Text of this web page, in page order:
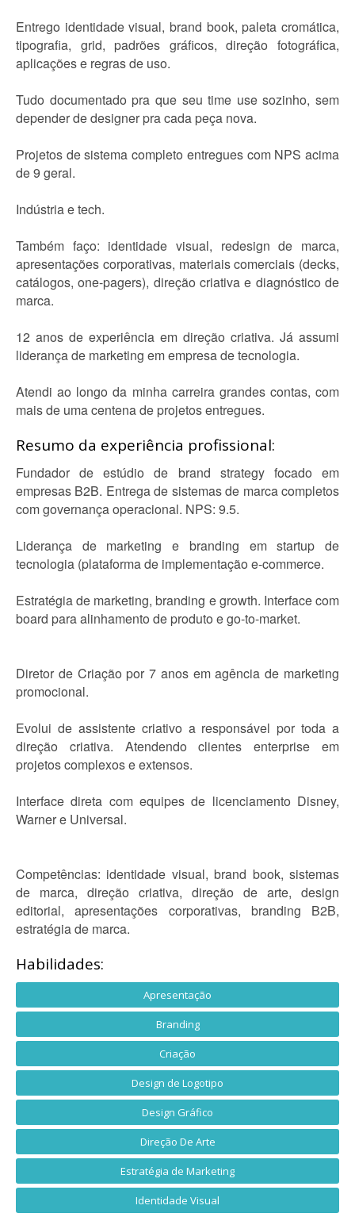
Entrego identidade visual, brand book, paleta cromática,
tipografia, grid, padrões gráficos, direção fotográfica,
aplicações e regras de uso.
Tudo documentado pra que seu time use sozinho, sem
depender de designer pra cada peça nova.
Projetos de sistema completo entregues com NPS acima
de 9 geral.
Indústria e tech.
Também faço: identidade visual, redesign de marca,
apresentações corporativas, materiais comerciais (decks,
catálogos, one-pagers), direção criativa e diagnóstico de
marca.
12 anos de experiência em direção criativa. Já assumi
liderança de marketing em empresa de tecnologia.
Atendi ao longo da minha carreira grandes contas, com
mais de uma centena de projetos entregues.
Resumo da experiência profissional:
Fundador de estúdio de brand strategy focado em
empresas B2B. Entrega de sistemas de marca completos
com governança operacional. NPS: 9.5.
Liderança de marketing e branding em startup de
tecnologia (plataforma de implementação e-commerce.
Estratégia de marketing, branding e growth. Interface com
board para alinhamento de produto e go-to-market.
Diretor de Criação por 7 anos em agência de marketing
promocional.
Evolui de assistente criativo a responsável por toda a
direção criativa. Atendendo clientes enterprise em
projetos complexos e extensos.
Interface direta com equipes de licenciamento Disney,
Warner e Universal.
Competências: identidade visual, brand book, sistemas
de marca, direção criativa, direção de arte, design
editorial, apresentações corporativas, branding B2B,
estratégia de marca.
Habilidades:
Apresentação
Branding
Criação
Design de Logotipo
Design Gráfico
Direção De Arte
Estratégia de Marketing
Identidade Visual